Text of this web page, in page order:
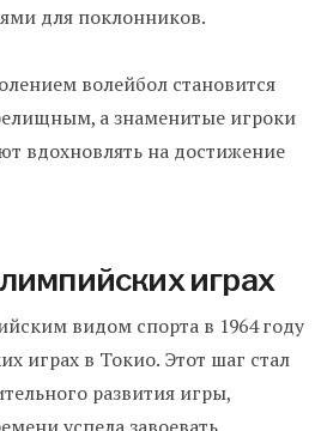
для поклонников.
волейбол становится
а знаменитые игроки
вдохновлять на достижение
играх
видом спорта в 1964 году
играх в Токио. Этот шаг стал
развития игры,